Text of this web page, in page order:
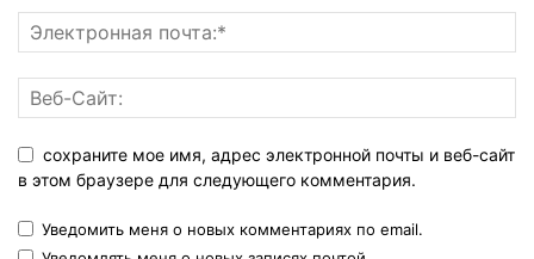
сохраните мое имя, адрес электронной почты и веб-сайт
в этом браузере для следующего комментария.
Уведомить меня о новых комментариях по email.